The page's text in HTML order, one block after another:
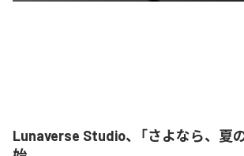
Lunaverse Studio、「さよなら、夏